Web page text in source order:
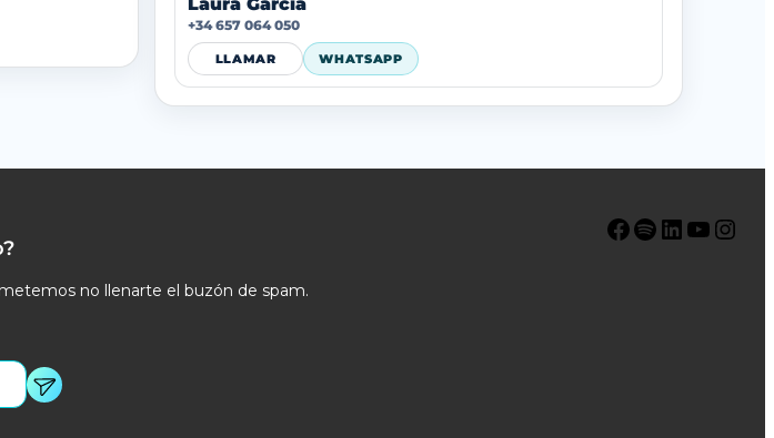
+34 657 064 050
LLAMAR WHATSAPP
no llenarte el buzón de spam.
Facebook Spotify LinkedIn YouTube Instagram